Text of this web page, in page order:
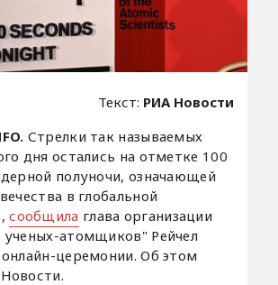
Текст: РИА Новости
Стрелки так называемых
дня остались на отметке 100
полуночи, означающей
в глобальной
сообщила глава организации
ученых-атомщиков" Рейчел
церемонии. Об этом